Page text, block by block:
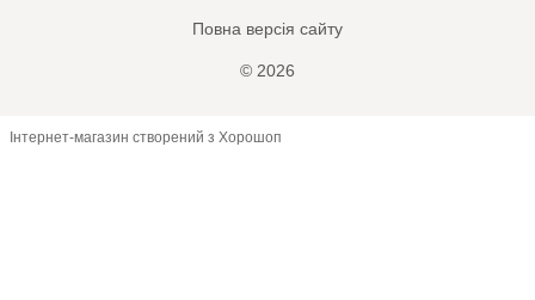
Повна версія сайту
© 2026
Інтернет-магазин створений з Хорошоп